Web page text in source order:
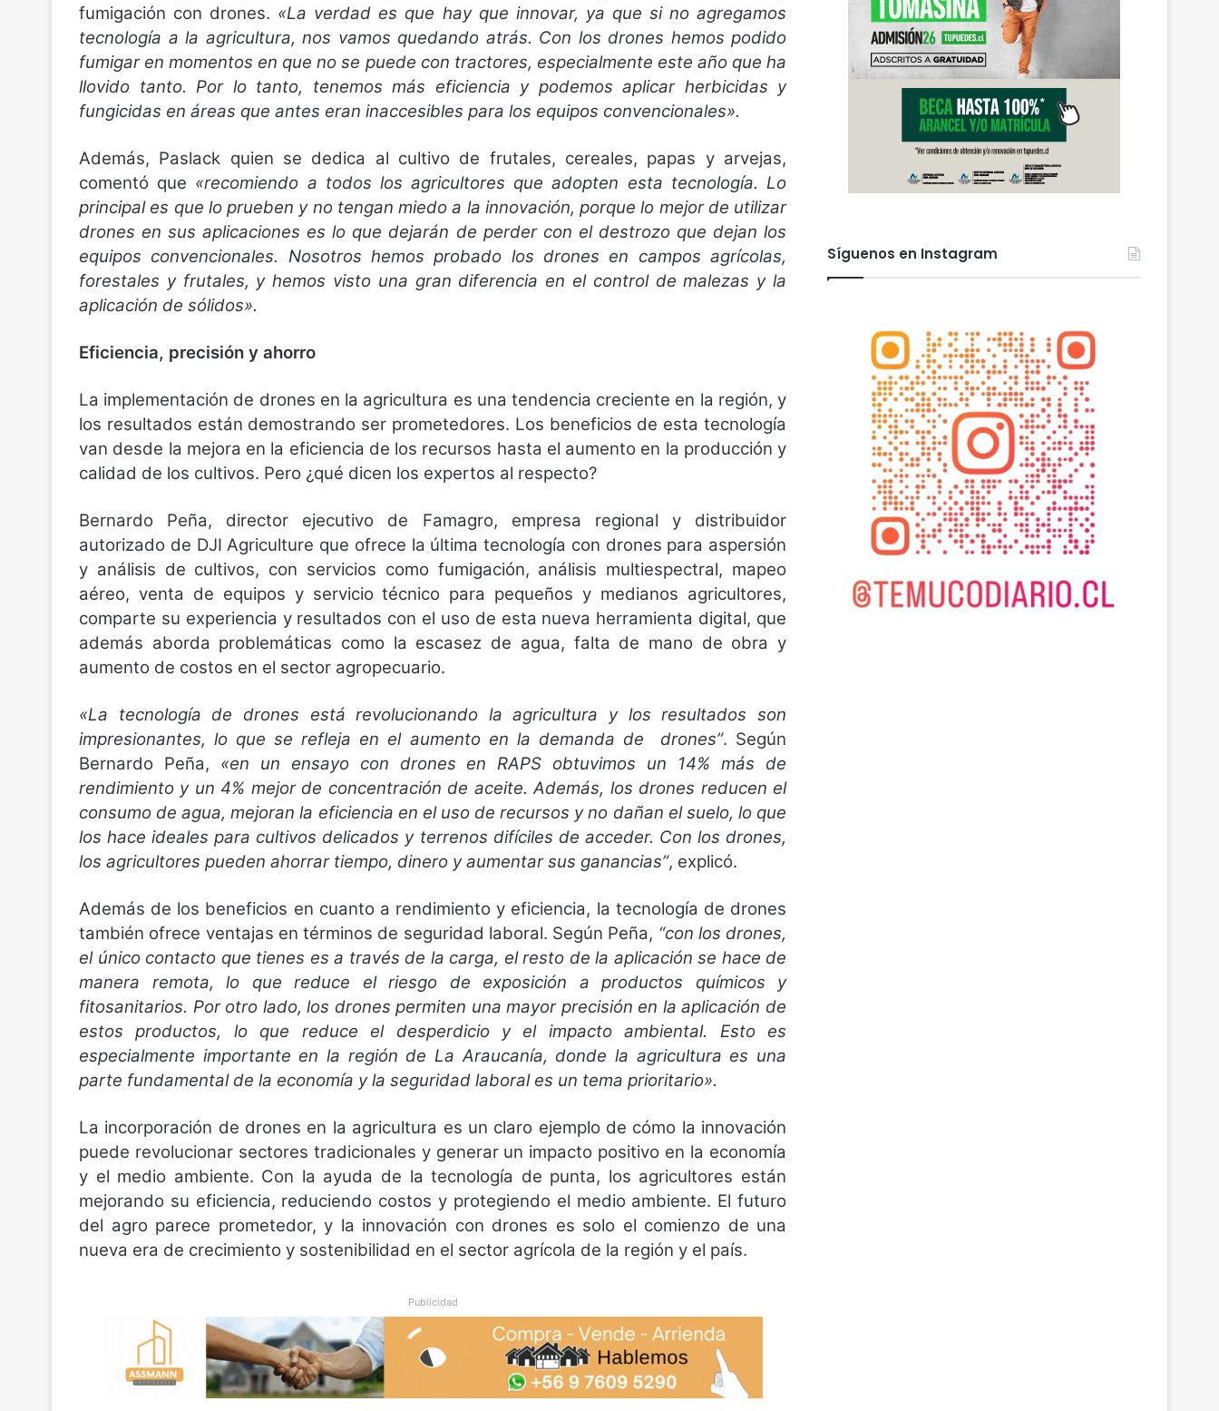
fumigación con drones. «La verdad es que hay que innovar, ya que si no agregamos
tecnología a la agricultura, nos vamos quedando atrás. Con los drones hemos podido
fumigar en momentos en que no se puede con tractores, especialmente este año que ha
llovido tanto. Por lo tanto, tenemos más eficiencia y podemos aplicar herbicidas y
fungicidas en áreas que antes eran inaccesibles para los equipos convencionales».
Además, Paslack quien se dedica al cultivo de frutales, cereales, papas y arvejas,
comentó que «recomiendo a todos los agricultores que adopten esta tecnología. Lo
principal es que lo prueben y no tengan miedo a la innovación, porque lo mejor de utilizar
drones en sus aplicaciones es lo que dejarán de perder con el destrozo que dejan los
equipos convencionales. Nosotros hemos probado los drones en campos agrícolas,
forestales y frutales, y hemos visto una gran diferencia en el control de malezas y la
aplicación de sólidos».
Eficiencia, precisión y ahorro
La implementación de drones en la agricultura es una tendencia creciente en la región, y
los resultados están demostrando ser prometedores. Los beneficios de esta tecnología
van desde la mejora en la eficiencia de los recursos hasta el aumento en la producción y
calidad de los cultivos. Pero ¿qué dicen los expertos al respecto?
Bernardo Peña, director ejecutivo de Famagro, empresa regional y distribuidor
autorizado de DJI Agriculture que ofrece la última tecnología con drones para aspersión
y análisis de cultivos, con servicios como fumigación, análisis multiespectral, mapeo
aéreo, venta de equipos y servicio técnico para pequeños y medianos agricultores,
comparte su experiencia y resultados con el uso de esta nueva herramienta digital, que
además aborda problemáticas como la escasez de agua, falta de mano de obra y
aumento de costos en el sector agropecuario.
«La tecnología de drones está revolucionando la agricultura y los resultados son
impresionantes, lo que se refleja en el aumento en la demanda de drones”. Según
Bernardo Peña, «en un ensayo con drones en RAPS obtuvimos un 14% más de
rendimiento y un 4% mejor de concentración de aceite. Además, los drones reducen el
consumo de agua, mejoran la eficiencia en el uso de recursos y no dañan el suelo, lo que
los hace ideales para cultivos delicados y terrenos difíciles de acceder. Con los drones,
los agricultores pueden ahorrar tiempo, dinero y aumentar sus ganancias”, explicó.
Además de los beneficios en cuanto a rendimiento y eficiencia, la tecnología de drones
también ofrece ventajas en términos de seguridad laboral. Según Peña, “con los drones,
el único contacto que tienes es a través de la carga, el resto de la aplicación se hace de
manera remota, lo que reduce el riesgo de exposición a productos químicos y
fitosanitarios. Por otro lado, los drones permiten una mayor precisión en la aplicación de
estos productos, lo que reduce el desperdicio y el impacto ambiental. Esto es
especialmente importante en la región de La Araucanía, donde la agricultura es una
parte fundamental de la economía y la seguridad laboral es un tema prioritario».
La incorporación de drones en la agricultura es un claro ejemplo de cómo la innovación
puede revolucionar sectores tradicionales y generar un impacto positivo en la economía
y el medio ambiente. Con la ayuda de la tecnología de punta, los agricultores están
mejorando su eficiencia, reduciendo costos y protegiendo el medio ambiente. El futuro
del agro parece prometedor, y la innovación con drones es solo el comienzo de una
nueva era de crecimiento y sostenibilidad en el sector agrícola de la región y el país.
Publicidad
Síguenos en Instagram